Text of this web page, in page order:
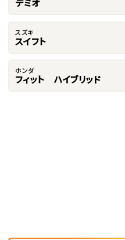
デミオ
スズキ
スイフト
ホンダ
フィット ハイブリッド